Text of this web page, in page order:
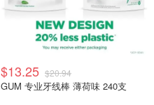
$13.25 $20.94
GUM 专业牙线棒 薄荷味 240支